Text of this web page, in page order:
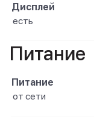
Дисплей
есть
Питание
Питание
от сети